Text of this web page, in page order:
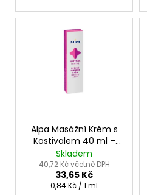
Alpa Masážní Krém s
Kostivalem 40 ml –
přírodní péče o svaly a
klouby
Skladem
40,72 Kč včetně DPH
33,65 Kč
Měrná
0,84 Kč / 1 ml